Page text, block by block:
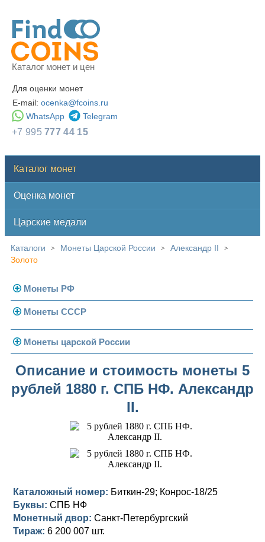
Каталог монет и цен
Для оценки монет
E-mail: ocenka@fcoins.ru
WhatsApp
Telegram
+7 995777 44 15
Каталог монет
Оценка монет
Царские медали
Каталоги > Монеты Царской России > Александр II >
Золото
Монеты РФ
Современная Россия
Монеты 1991-1993 гг.
Монеты СССР
Погодовка СССР
Монеты 1958 года
Золотые червонцы
Монеты царской России
Николай II (1894-1917)
Золото
Германская оккупация
Для Финляндии
Памятные и донативные
Александр III (1881-1894)
Для Финляндии
Памятные и донативные
Медь
Для Финляндии
Памятные и донативные
Николай I (1825-1855)
Серебро
Для Грузии
Александр I (1801-1825)
Золото
Серебро
Медь
Павел I (1796-1801)
Серебро
Екатерина II (1762-1796)
Золото
Петр III (1762)
Описание и стоимость монеты 5
рублей 1880 г. СПБ НФ. Александр
II.
Каталожный номер: Биткин-29; Конрос-18/25
Буквы: СПБ НФ
Монетный двор: Санкт-Петербургский
Тираж: 6 200 007 шт.